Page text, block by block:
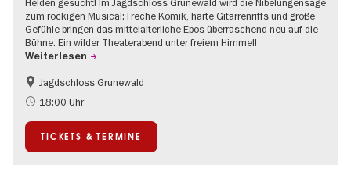
zum rockigen Musical: Freche Komik, harte Gitarrenriffs und große
Gefühle bringen das mittelalterliche Epos überraschend neu auf die
Bühne. Ein wilder Theaterabend unter freiem Himmel!
Weiterlesen
Barrierefrei
Im Grünen
Open Air
Schlösser & Gärten
Jagdschloss Grunewald
18:00 Uhr
TICKETS & TERMINE